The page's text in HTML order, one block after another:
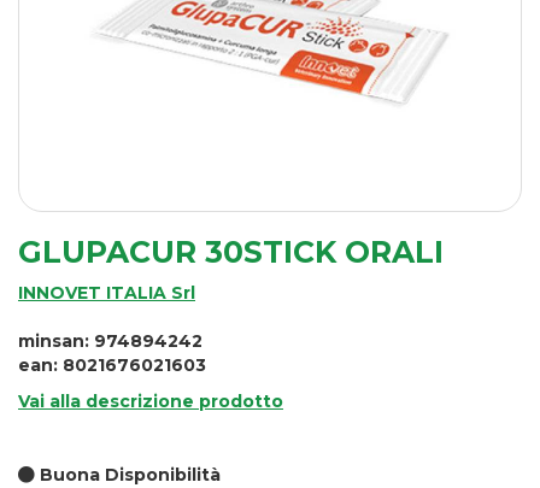
GLUPACUR 30STICK ORALI
INNOVET ITALIA Srl
minsan: 974894242
ean: 8021676021603
Vai alla descrizione prodotto
Buona Disponibilità